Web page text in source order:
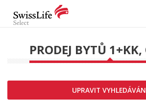
NABÍDKA NEMOVITOSTÍ
CHCI PRODAT / PRONAJMOUT
HLÍDAT NOVÉ NABÍDKY
PRODEJ BYTŮ
UPRAVIT